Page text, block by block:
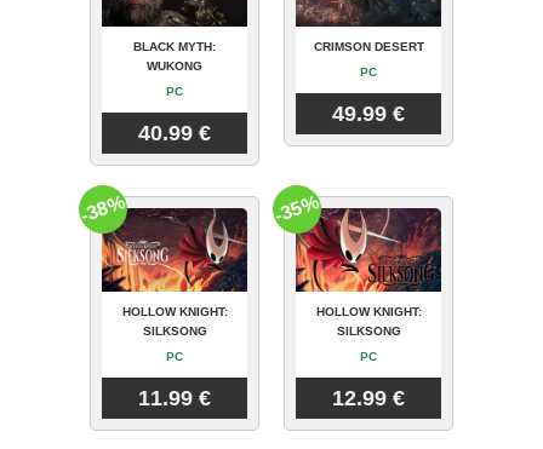
BLACK MYTH:
WUKONG
PC
40.99 €
CRIMSON DESERT
PC
49.99 €
HOLLOW KNIGHT:
SILKSONG
PC
11.99 €
-38%
HOLLOW KNIGHT:
SILKSONG
PC
12.99 €
-35%